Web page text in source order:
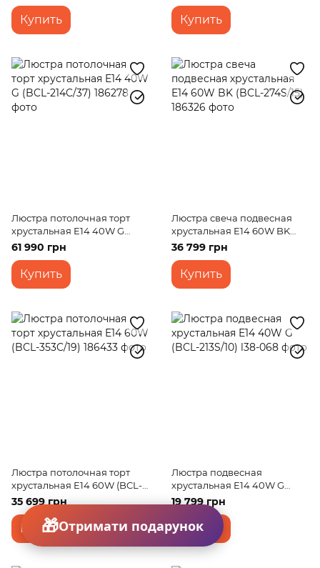
Купить Купить
Люстра потолочная торт
хрустальная E14 40W G
(BCL-214C/37)
61 990 грн
Купить
Люстра свеча подвесная
хрустальная E14 60W BK
(BCL-274S/15)
36 799 грн
Купить
Люстра потолочная торт
хрустальная E14 60W (BCL-
353C/19)
35 699 грн
Купить
Люстра подвесная
хрустальная E14 40W G
(BCL-213S/10)
19 799 грн
Купить
Отримати подарунок